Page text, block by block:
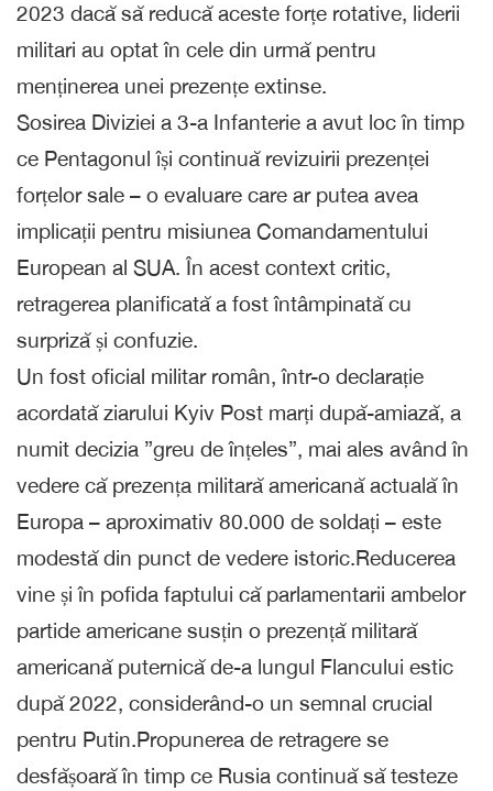
2023 dacă să reducă aceste forțe rotative, liderii
militari au optat în cele din urmă pentru
menținerea unei prezențe extinse.
Sosirea Diviziei a 3-a Infanterie a avut loc în timp
ce Pentagonul își continuă revizuirii prezenței
forțelor sale – o evaluare care ar putea avea
implicații pentru misiunea Comandamentului
European al SUA. În acest context critic,
retragerea planificată a fost întâmpinată cu
surpriză și confuzie.
Un fost oficial militar român, într-o declarație
acordată ziarului Kyiv Post marți după-amiază, a
numit decizia ”greu de înțeles”, mai ales având în
vedere că prezența militară americană actuală în
Europa – aproximativ 80.000 de soldați – este
modestă din punct de vedere istoric.Reducerea
vine și în pofida faptului că parlamentarii ambelor
partide americane susțin o prezență militară
americană puternică de-a lungul Flancului estic
după 2022, considerând-o un semnal crucial
pentru Putin.Propunerea de retragere se
desfășoară în timp ce Rusia continuă să testeze